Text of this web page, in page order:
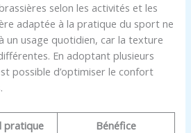
selon les activités et les
adaptée à la pratique du sport ne
un usage quotidien, car la texture
En adoptant plusieurs
possible d’optimiser le confort
pratique
Bénéfice